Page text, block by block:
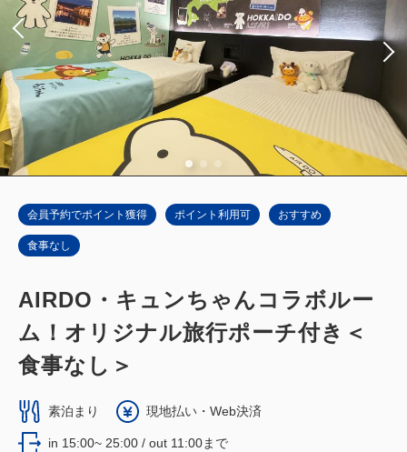
会員予約でポイント獲得 ポイント利用可 おすすめ
食事なし
AIRDO・キュンちゃんコラボルー
ム！オリジナル旅行ポーチ付き＜
食事なし＞
素泊まり 現地払い・Web決済
in 15:00~ 25:00 / out 11:00まで